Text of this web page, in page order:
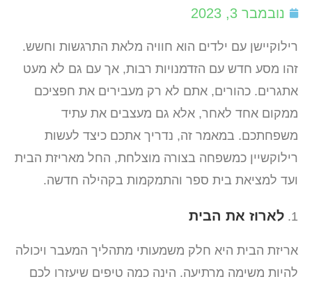
נובמבר 3, 2023
רילוקיישן עם ילדים הוא חוויה מלאת התרגשות וחשש.
זהו מסע חדש עם הזדמנויות רבות, אך עם גם לא מעט
אתגרים. כהורים, אתם לא רק מעבירים את חפציכם
ממקום אחד לאחר, אלא גם מעצבים את עתיד
משפחתכם. במאמר זה, נדריך אתכם כיצד לעשות
רילוקשיין כמשפחה בצורה מוצלחת, החל מאריזת הבית
ועד למציאת בית ספר והתמקמות בקהילה חדשה.
לארוז את הבית
אריזת הבית היא חלק משמעותי מתהליך המעבר ויכולה
להיות משימה מרתיעה. הינה כמה טיפים שיעזרו לכם